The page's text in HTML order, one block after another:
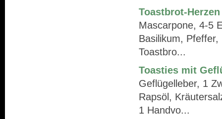
Toastbrot-Herzen
Mascarpone, 4-5
Basilikum,
Toastbro...
Toasties mit
Geflügelleber, 1
Rapsöl,
1 Handvo...